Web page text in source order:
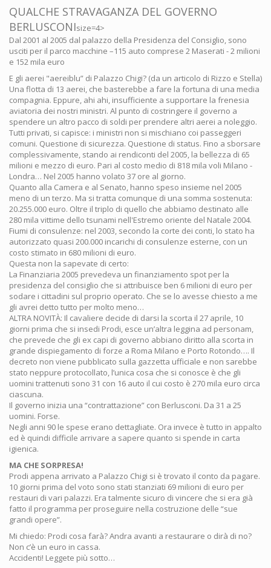
QUALCHE STRAVAGANZA DEL GOVERNO
BERLUSCONIsize=4>
Dal 2001 al 2005 dal palazzo della Presidenza del Consiglio, sono
usciti per il parco macchine –115 auto comprese 2 Maserati - 2 milioni
e 152 mila euro
E gli aerei "aereiblu” di Palazzo Chigi? (da un articolo di Rizzo e Stella)
Una flotta di 13 aerei, che basterebbe a fare la fortuna di una media
compagnia. Eppure, ahi ahi, insufficiente a supportare la frenesia
aviatoria dei nostri ministri. Al punto di costringere il governo a
spendere un altro pacco di soldi per prendere altri aerei a noleggio.
Tutti privati, si capisce: i ministri non si mischiano coi passeggeri
comuni. Questione di sicurezza. Questione di status. Fino a sborsare
complessivamente, stando ai rendiconti del 2005, la bellezza di 65
milioni e mezzo di euro. Pari al costo medio di 818 mila voli Milano -
Londra… Nel 2005 hanno volato 37 ore al giorno.
Quanto alla Camera e al Senato, hanno speso insieme nel 2005
meno di un terzo. Ma si tratta comunque di una somma sostenuta:
20.255.000 euro. Oltre il triplo di quello che abbiamo destinato alle
280 mila vittime dello tsunami nell'Estremo oriente del Natale 2004.
Fiumi di consulenze: nel 2003, secondo la corte dei conti, lo stato ha
autorizzato quasi 200.000 incarichi di consulenze esterne, con un
costo stimato in 680 milioni di euro.
Questa non la sapevate di certo:
La Finanziaria 2005 prevedeva un finanziamento spot per la
presidenza del consiglio che si attribuisce ben 6 milioni di euro per
sodare i cittadini sul proprio operato. Che se lo avesse chiesto a me
gli avrei detto tutto per molto meno…
ALTRA NOVITÀ: Il cavaliere decide di darsi la scorta il 27 aprile, 10
giorni prima che si insedi Prodi, esce un’altra leggina ad personam,
che prevede che gli ex capi di governo abbiano diritto alla scorta in
grande dispiegamento di forze a Roma Milano e Porto Rotondo…. Il
decreto non viene pubblicato sulla gazzetta ufficiale e non sarebbe
stato neppure protocollato, l’unica cosa che si conosce è che gli
uomini trattenuti sono 31 con 16 auto il cui costo è 270 mila euro circa
ciascuna.
Il governo inizia una “contrattazione” con Berlusconi. Da 31 a 25
uomini. Forse.
Negli anni 90 le spese erano dettagliate. Ora invece è tutto in appalto
ed è quindi difficile arrivare a sapere quanto si spende in carta
igienica.
MA CHE SORPRESA!
Prodi appena arrivato a Palazzo Chigi si è trovato il conto da pagare.
10 giorni prima del voto sono stati stanziati 69 milioni di euro per
restauri di vari palazzi. Era talmente sicuro di vincere che si era già
fatto il programma per proseguire nella costruzione delle “sue
grandi opere”.
Mi chiedo: Prodi cosa farà? Andra avanti a restaurare o dirà di no?
Non c’è un euro in cassa.
Accidenti! Leggete più sotto…